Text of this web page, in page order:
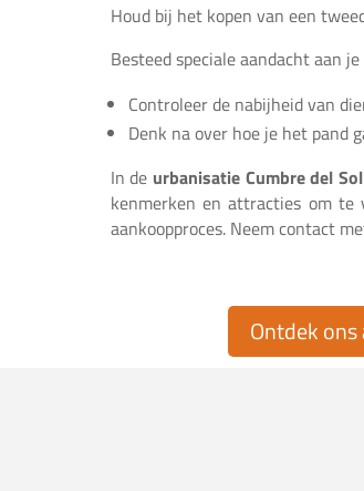
Houd bij het kopen van een
Besteed speciale aandacht aan
Controleer de nabijheid van
Denk na over hoe je het pand
In de urbanisatie Cumbre del Sol
kenmerken en attracties om te
aankoopproces. Neem contact
Ontdek